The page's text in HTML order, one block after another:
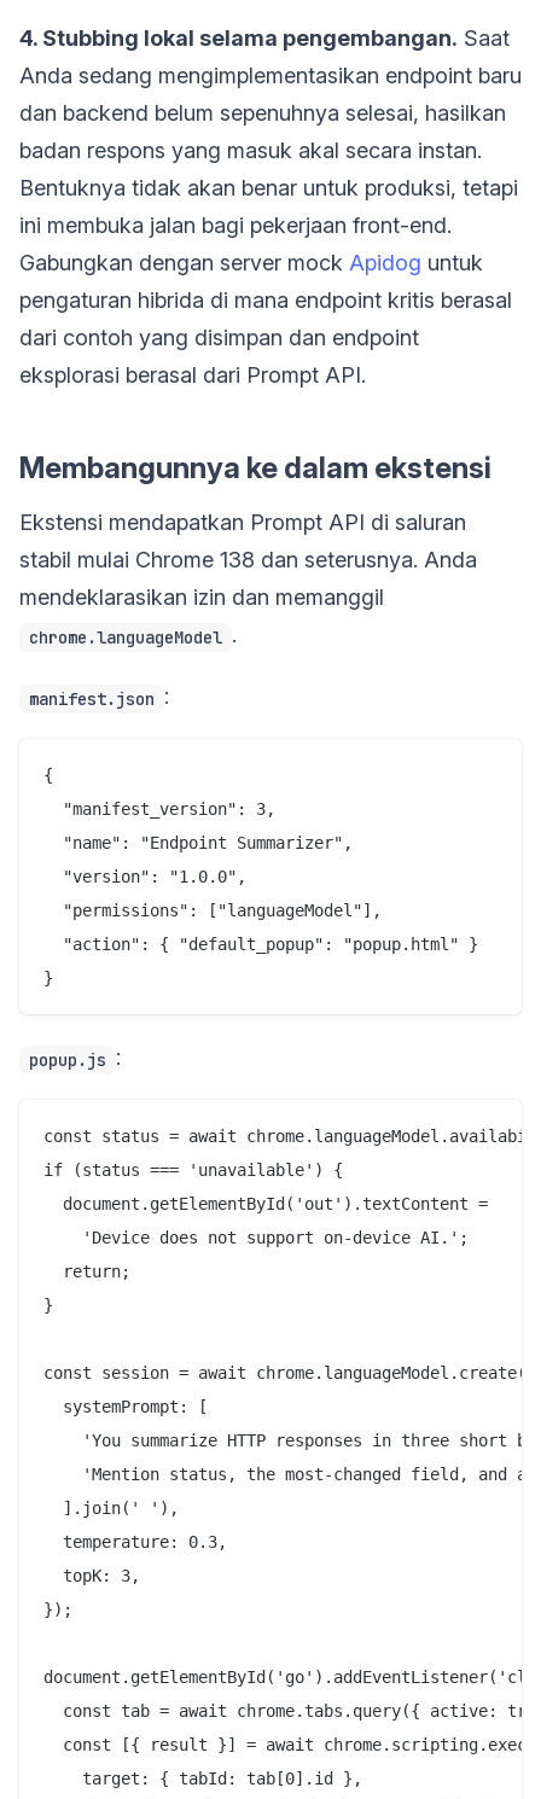
4. Stubbing lokal selama pengembangan. Saat
Anda sedang mengimplementasikan endpoint baru
dan backend belum sepenuhnya selesai, hasilkan
badan respons yang masuk akal secara instan.
Bentuknya tidak akan benar untuk produksi, tetapi
ini membuka jalan bagi pekerjaan front-end.
Gabungkan dengan server mock Apidog untuk
pengaturan hibrida di mana endpoint kritis berasal
dari contoh yang disimpan dan endpoint
eksplorasi berasal dari Prompt API.
Membangunnya ke dalam ekstensi
Ekstensi mendapatkan Prompt API di saluran
stabil mulai Chrome 138 dan seterusnya. Anda
mendeklarasikan izin dan memanggil
chrome.languageModel .
manifest.json :
{
  "manifest_version": 3,
  "name": "Endpoint Summarizer",
  "version": "1.0.0",
  "permissions": ["languageModel"],
  "action": { "default_popup": "popup.html" }
popup.js :
const status = await
if (status === 'unavailable') {
  document.getElementById('out').textContent =
    'Device does not support on-device AI.';
  return;
}
const session = await chrome.languageModel.create({
  systemPrompt: [
'You summarize HTTP responses in three short
'Mention status, the most-changed field, and
  ].join(' '),
  temperature: 0.3,
  topK: 3,
});
const tab = await chrome.tabs.query({ active:
const [{ result }] = await
    target: { tabId: tab[0].id },